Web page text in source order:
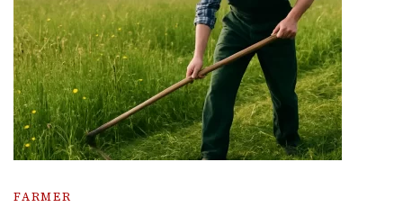
FARMER